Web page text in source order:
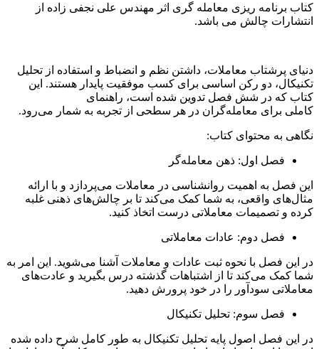
کتاب برنامه ریزی معامله گری اثر مهندس علی نجفی زاده از
انتشارات چالش می باشد.
دنیای پرشتاب معاملات، داشتن نظم و انضباط و استفاده از تحلیل
تکنیکال، دو رکن اساسی برای کسب موفقیت پایدار هستند. این
کتاب که در شش فصل تدوین شده است، راهنمای
کاملی برای معامله‌گران در هر سطحی از تجربه به شمار می‌رود.
نگاهی به محتوای کتاب:
فصل اول: ذهن معامله‌گر
این فصل به اهمیت روانشناسی در معاملات می‌پردازد و با ارائه
مثال‌های واقعی، به شما کمک می‌کند تا بر چالش‌های ذهنی غلبه
کرده و تصمیمات معاملاتی درست اتخاذ کنید.
فصل دوم: عادات معاملاتی
در این فصل با نحوه ثبت عادات و معاملات آشنا می‌شوید. این امر به
شما کمک می‌کند تا از اشتباهات گذشته درس بگیرید و عادت‌های
معاملاتی سودآور را در خود پرورش دهید.
فصل سوم: تحلیل تکنیکال
در این فصل اصول پایه تحلیل تکنیکال به طور کامل شرح داده شده